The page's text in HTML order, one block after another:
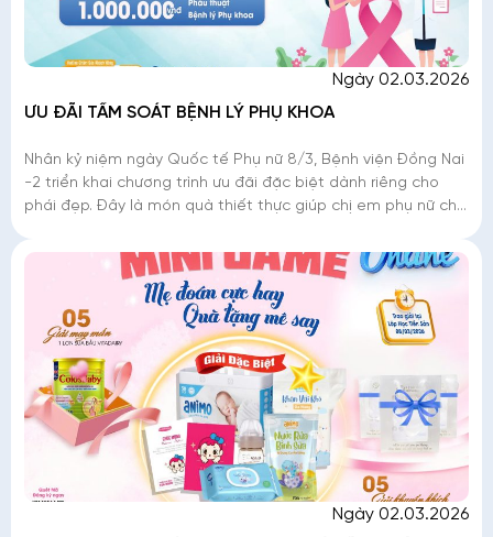
Ngày 02.03.2026
ƯU ĐÃI TẦM SOÁT BỆNH LÝ PHỤ KHOA
Nhân kỷ niệm ngày Quốc tế Phụ nữ 8/3, Bệnh viện Đồng Nai
-2 triển khai chương trình ưu đãi đặc biệt dành riêng cho
phái đẹp. Đây là món quà thiết thực giúp chị em phụ nữ chủ
Ngày 02.03.2026